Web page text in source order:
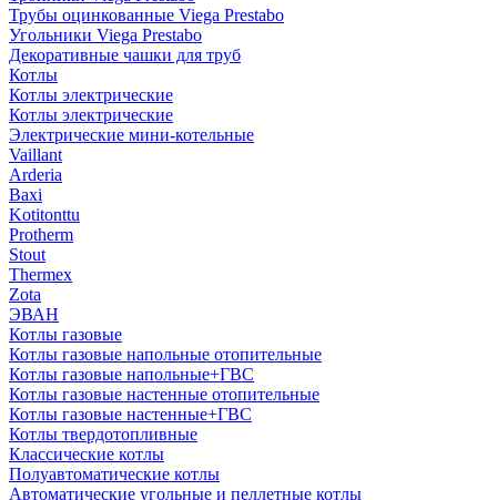
Трубы оцинкованные Viega Prestabo
Угольники Viega Prestabo
Декоративные чашки для труб
Котлы
Котлы электрические
Котлы электрические
Электрические мини-котельные
Vaillant
Arderia
Baxi
Kotitonttu
Protherm
Stout
Thermex
Zota
ЭВАН
Котлы газовые
Котлы газовые напольные отопительные
Котлы газовые напольные+ГВС
Котлы газовые настенные отопительные
Котлы газовые настенные+ГВС
Котлы твердотопливные
Классические котлы
Полуавтоматические котлы
Автоматические угольные и пеллетные котлы